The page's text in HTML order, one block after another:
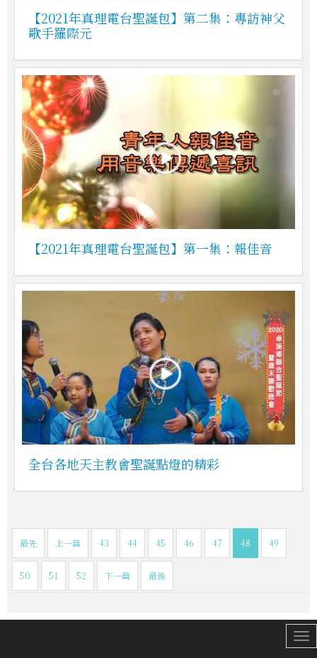
【2021年真理電台聖誕包】第二集：專訪神父
歌手羅際元
【2021年真理電台聖誕包】第一集：報佳音
全台各地天主教會聖誕點燈的精彩
最先 上一篇 43 44 45 46 47 48 49
50 51 52 下一篇 最後